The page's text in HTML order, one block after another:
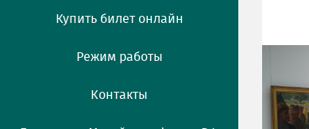
Купить билет онлайн
Режим работы
Контакты